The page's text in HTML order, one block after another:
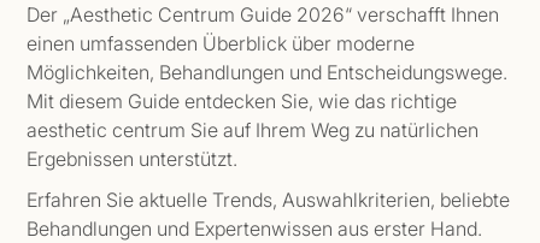
Der „Aesthetic Centrum Guide 2026“ verschafft Ihnen
einen umfassenden Überblick über moderne
Möglichkeiten, Behandlungen und Entscheidungswege.
Mit diesem Guide entdecken Sie, wie das richtige
aesthetic centrum Sie auf Ihrem Weg zu natürlichen
Ergebnissen unterstützt.
Erfahren Sie aktuelle Trends, Auswahlkriterien, beliebte
Behandlungen und Expertenwissen aus erster Hand.